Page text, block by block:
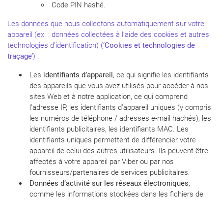
Code PIN hashé.
Les données que nous collectons automatiquement sur votre
appareil (ex. : données collectées à l’aide des cookies et autres
technologies d’identification) (‘Cookies et technologies de
traçage’) :
Les identifiants d’appareil, ce qui signifie les identifiants
des appareils que vous avez utilisés pour accéder à nos
sites Web et à notre application, ce qui comprend
l’adresse IP, les identifiants d’appareil uniques (y compris
les numéros de téléphone / adresses e-mail hachés), les
identifiants publicitaires, les identifiants MAC. Les
identifiants uniques permettent de différencier votre
appareil de celui des autres utilisateurs. Ils peuvent être
affectés à votre appareil par Viber ou par nos
fournisseurs/partenaires de services publicitaires.
Données d’activité sur les réseaux électroniques,
comme les informations stockées dans les fichiers de